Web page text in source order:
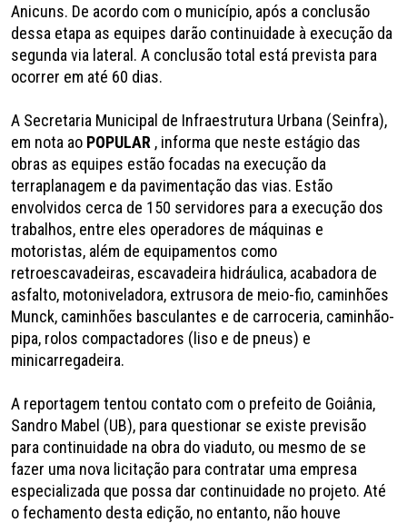
Anicuns. De acordo com o município, após a conclusão
dessa etapa as equipes darão continuidade à execução da
segunda via lateral. A conclusão total está prevista para
ocorrer em até 60 dias.
A Secretaria Municipal de Infraestrutura Urbana (Seinfra),
em nota ao POPULAR , informa que neste estágio das
obras as equipes estão focadas na execução da
terraplanagem e da pavimentação das vias. Estão
envolvidos cerca de 150 servidores para a execução dos
trabalhos, entre eles operadores de máquinas e
motoristas, além de equipamentos como
retroescavadeiras, escavadeira hidráulica, acabadora de
asfalto, motoniveladora, extrusora de meio-fio, caminhões
Munck, caminhões basculantes e de carroceria, caminhão-
pipa, rolos compactadores (liso e de pneus) e
minicarregadeira.
A reportagem tentou contato com o prefeito de Goiânia,
Sandro Mabel (UB), para questionar se existe previsão
para continuidade na obra do viaduto, ou mesmo de se
fazer uma nova licitação para contratar uma empresa
especializada que possa dar continuidade no projeto. Até
o fechamento desta edição, no entanto, não houve